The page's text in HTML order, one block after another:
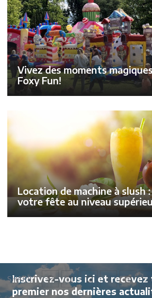
SHARE
Vivez des moments
Foxy Fun!
Location de machine à slush
votre fête au niveau
Inscrivez-vous ici et recevez
premier nos dernières